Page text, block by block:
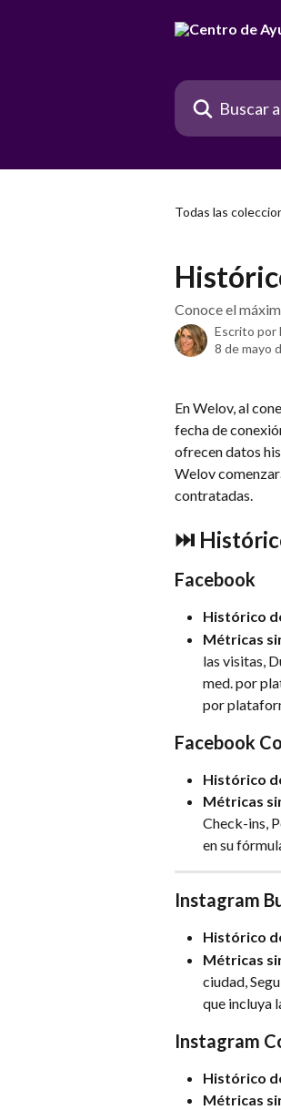
Buscar artículos...
Todas las
Conoce el
Escrito por
8 de mayo
En Welov, al
fecha de
ofrecen datos
Welov
contratadas.​
⏭️
Facebook
Histórico
Métricas
las visitas,
med. por
por
Facebook
Histórico
Métricas
Check-ins​,
en su
Instagram
Histórico
Métricas
ciudad​,
que incluya
Instagram
Histórico
Métricas